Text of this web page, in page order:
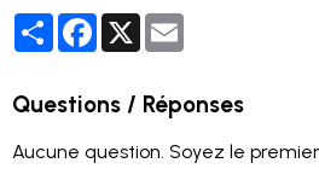
PartagerFacebook
X
Questions / Réponses
Aucune question. Soyez le